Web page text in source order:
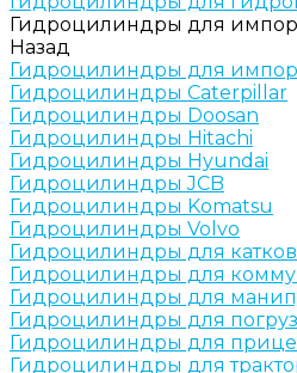
Гидроцилиндры для
Назад
Гидроцилиндры для
Гидроцилиндры Caterpillar
Гидроцилиндры Doosan
Гидроцилиндры Hitachi
Гидроцилиндры Hyundai
Гидроцилиндры JCB
Гидроцилиндры Komatsu
Гидроцилиндры Volvo
Гидроцилиндры для катков
Гидроцилиндры для
Гидроцилиндры для
Гидроцилиндры для
Гидроцилиндры для
Гидроцилиндры для